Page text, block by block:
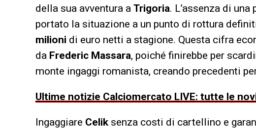
della sua avventura a Trigoria. L’assenza di
portato la situazione a un punto di rottura
milioni di euro netti a stagione. Questa cifra
da Frederic Massara, poiché finirebbe per
monte ingaggi romanista, creando precedenti
Ultime notizie Calciomercato LIVE: tutte le
Ingaggiare Celik senza costi di cartellino e